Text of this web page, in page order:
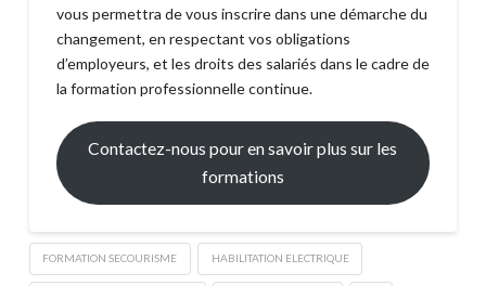
vous permettra de vous inscrire dans une démarche du
changement, en respectant vos obligations
d’employeurs, et les droits des salariés dans le cadre de
la formation professionnelle continue.
Contactez-nous pour en savoir plus sur les
formations
FORMATION SECOURISME HABILITATION ELECTRIQUE